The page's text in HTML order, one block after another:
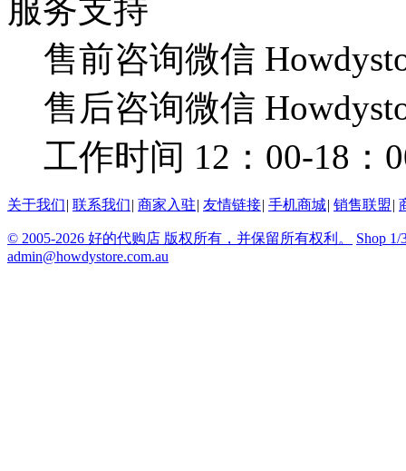
服务支持
售前咨询微信
售后咨询微信
工作时间 12：00-18：
关于我们| 联系我们| 商家入驻| 友情链接| 手机商城| 销售联盟|
© 2005-2026 好的代购店 版权所有，并保留所有权利。
Shop 1/
admin@howdystore.com.au